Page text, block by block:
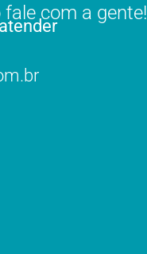
com a gente!